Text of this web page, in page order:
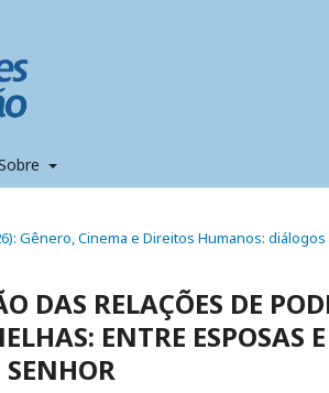
Gênero, Cinema e Direitos Humanos:
DAS RELAÇÕES DE
ENTRE ESPOSAS